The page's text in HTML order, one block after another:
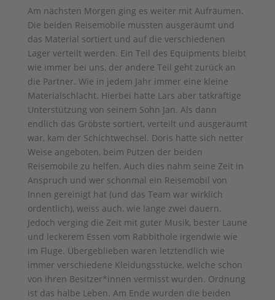
Am nächsten Morgen ging es weiter mit Aufräumen.
Die beiden Reisemobile mussten ausgeräumt und
das Material sortiert und auf die verschiedenen
Lager verteilt werden. Ein Teil des Equipments bleibt
wie immer bei uns, der andere Teil geht zurück an
die Partner. Wie in jedem Jahr immer eine kleine
Materialschlacht. Hierbei hatte Lars aber tatkräftige
Unterstützung von seinem Sohn Jan. Als dann
endlich das Gröbste sortiert, verteilt und ausgeräumt
war, kam der Schichtwechsel. Doris hatte sich netter
Weise angeboten, beim Putzen der beiden
Reisemobile zu helfen. Auch dies nahm seine Zeit in
Anspruch und wer schonmal ein Reisemobil von
Innen gereinigt hat (und das Team war wirklich
ordentlich), weiss auch, wie lange zwei dauern.
Jedoch verging die Zeit mit guter Musik, bester Laune
und leckerem Essen vom Rabbithole irgendwie wie
im Fluge. Übergeblieben waren letztendlich wie
immer verschiedene Kleidungsstücke, welche schon
von ihren Besitzer*innen vermisst wurden. Ordnung
ist das halbe Leben. Am Ende wurden die beiden